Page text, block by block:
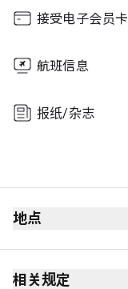
Sunday接受电子会员卡
航班信息
报纸/杂志
地点
相关规定